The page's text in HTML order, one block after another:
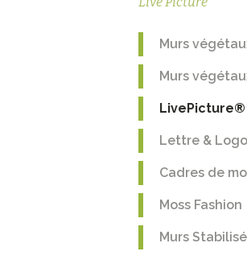
Murs
Murs
LivePicture®
Lettre & Logo
Cadres de
Moss Fashion
Murs